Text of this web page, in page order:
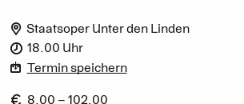
Staatsoper Unter den Linden
18.00 Uhr
Termin speichern
8,00 – 102,00